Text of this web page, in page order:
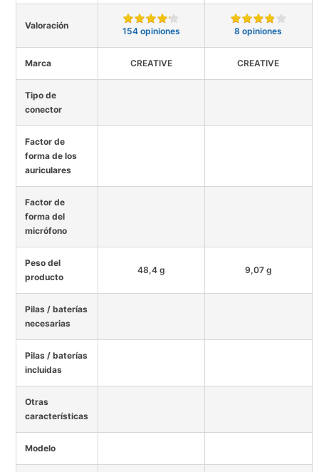
Valoración
154 opiniones 8 opiniones
Marca CREATIVE CREATIVE
Tipo de
conector
Factor de
forma de los
auriculares
Factor de
forma del
micrófono
Peso del
producto
48,4 g 9,07 g
Pilas / baterías
necesarias
Pilas / baterías
incluidas
Otras
características
Modelo